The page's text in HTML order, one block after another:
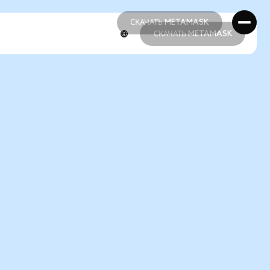
СКАЧАТЬ METAMASK
СКАЧАТЬ METAMASK
СКАЧАТЬ METAMASK